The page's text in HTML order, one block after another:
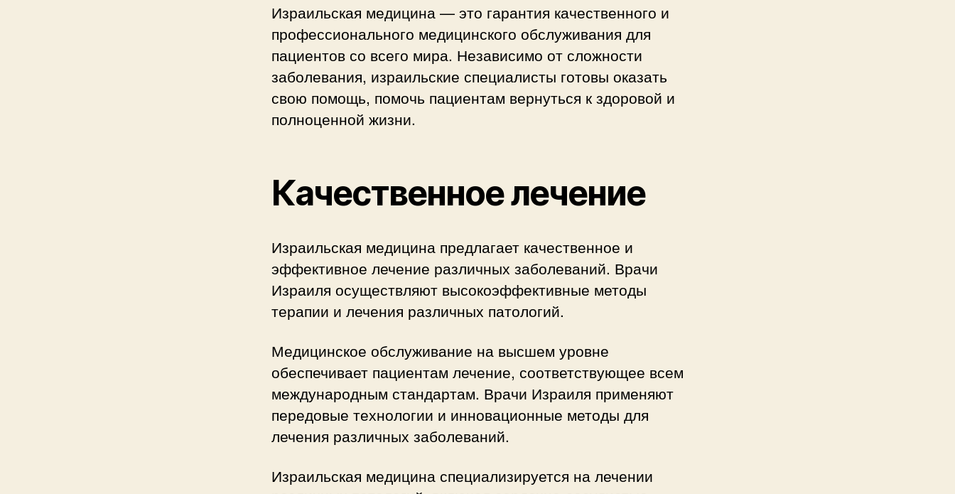
Израильская медицина — это гарантия качественного и
профессионального медицинского обслуживания для
пациентов со всего мира. Независимо от сложности
заболевания, израильские специалисты готовы оказать
свою помощь, помочь пациентам вернуться к здоровой и
полноценной жизни.
Качественное лечение
Израильская медицина предлагает качественное и
эффективное лечение различных заболеваний. Врачи
Израиля осуществляют высокоэффективные методы
терапии и лечения различных патологий.
Медицинское обслуживание на высшем уровне
обеспечивает пациентам лечение, соответствующее всем
международным стандартам. Врачи Израиля применяют
передовые технологии и инновационные методы для
лечения различных заболеваний.
Израильская медицина специализируется на лечении